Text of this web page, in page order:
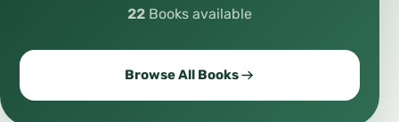
22 Books available
Browse All Books